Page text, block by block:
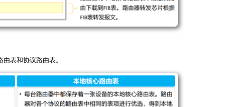
表和协议路由表。